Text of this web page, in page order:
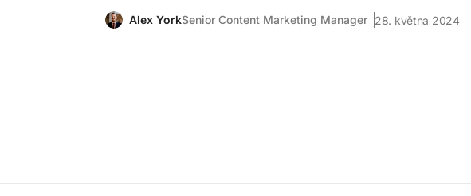
Alex YorkSenior Content Marketing Manager 28. května 2024